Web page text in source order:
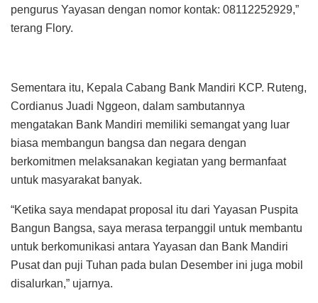
pengurus Yayasan dengan nomor kontak: 08112252929,”
terang Flory.
Sementara itu, Kepala Cabang Bank Mandiri KCP. Ruteng,
Cordianus Juadi Nggeon, dalam sambutannya
mengatakan Bank Mandiri memiliki semangat yang luar
biasa membangun bangsa dan negara dengan
berkomitmen melaksanakan kegiatan yang bermanfaat
untuk masyarakat banyak.
“Ketika saya mendapat proposal itu dari Yayasan Puspita
Bangun Bangsa, saya merasa terpanggil untuk membantu
untuk berkomunikasi antara Yayasan dan Bank Mandiri
Pusat dan puji Tuhan pada bulan Desember ini juga mobil
disalurkan,” ujarnya.